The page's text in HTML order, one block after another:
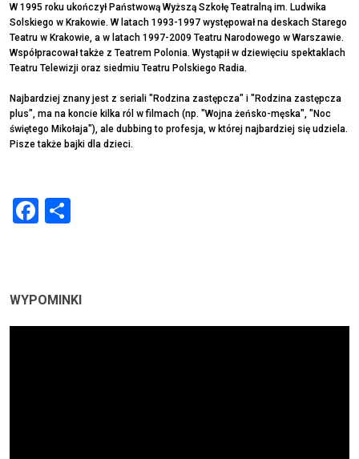
W 1995 roku ukończył Państwową Wyższą Szkołę Teatralną im. Ludwika
Solskiego w Krakowie. W latach 1993-1997 występował na deskach Starego
Teatru w Krakowie, a w latach 1997-2009 Teatru Narodowego w Warszawie.
Współpracował także z Teatrem Polonia. Wystąpił w dziewięciu spektaklach
Teatru Telewizji oraz siedmiu Teatru Polskiego Radia.
Najbardziej znany jest z seriali "Rodzina zastępcza" i "Rodzina zastępcza
plus", ma na koncie kilka ról w filmach (np. "Wojna żeńsko-męska", "Noc
świętego Mikołaja"), ale dubbing to profesja, w której najbardziej się udziela.
Pisze także bajki dla dzieci.
Facebook
WYPOMINKI